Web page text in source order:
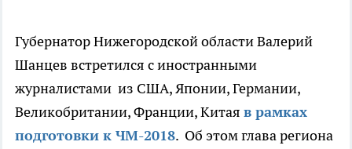
Губернатор Нижегородской области Валерий
Шанцев встретился с иностранными
журналистами из США, Японии, Германии,
Великобритании, Франции, Китая в рамках
подготовки к ЧМ-2018. Об этом глава региона